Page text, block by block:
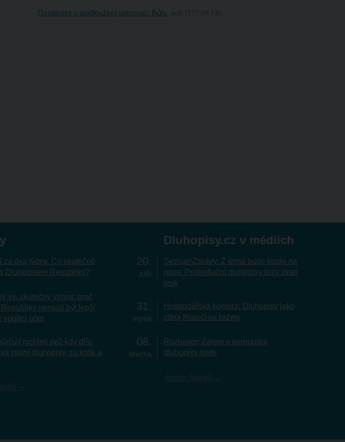
Oznámení o prodloužení upisovací lhůty
za dva týdny. Co skutečně
Dluhopisem Republiky?
vs. skutečný výnos: proč
nemusí být lepší
spořicí účet
rychleji než kdy dřív.
státní dluhopisy, za kolik a
Dluhopisy.cz v médiích
20
září
SeznamZprávy: Z terna bude koule na
noze. Protiinflační dluhopisy brzy ztratí
lesk
31
srpna
Hospodářská komora: Dluhopisy jako
zdroj financí na rozvoj
08
března
Rozhovor: Zájem o korporátní
dluhopisy roste